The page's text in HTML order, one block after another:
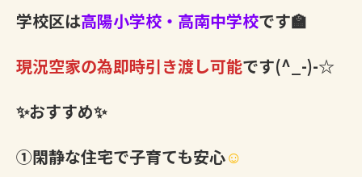
学校区は高陽小学校・高南中学校です🏫
現況空家の為即時引き渡し可能です(^_-)-☆
✨おすすめ✨
①閑静な住宅で子育ても安心☺